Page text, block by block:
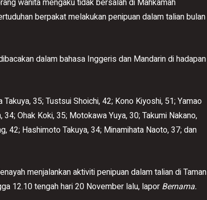
wanita mengaku tidak bersalah di Mahkamah
berpakat melakukan penipuan dalam talian bulan
dalam bahasa Inggeris dan Mandarin di hadapan
35; Tustsui Shoichi, 42; Kono Kiyoshi, 51; Yamao
Ohak Koki, 35; Motokawa Yuya, 30; Takumi Nakano,
42; Hashimoto Takuya, 34; Minamihata Naoto, 37; dan
menjalankan aktiviti penipuan dalam talian di Taman
12.10 tengah hari 20 November lalu, lapor Bernama.